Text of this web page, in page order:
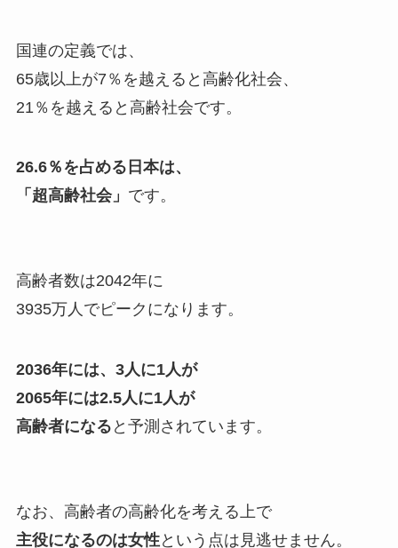
国連の定義では、
65歳以上が7％を越えると高齢化社会、
21％を越えると高齢社会です。
26.6％を占める日本は、
「超高齢社会」 です。
高齢者数は2042年に
3935万人でピークになります。
2036年には、3人に1人が
2065年には2.5人に1人が
高齢者になる と予測されています。
なお、高齢者の高齢化を考える上で
主役になるのは女性という点は見逃せません。